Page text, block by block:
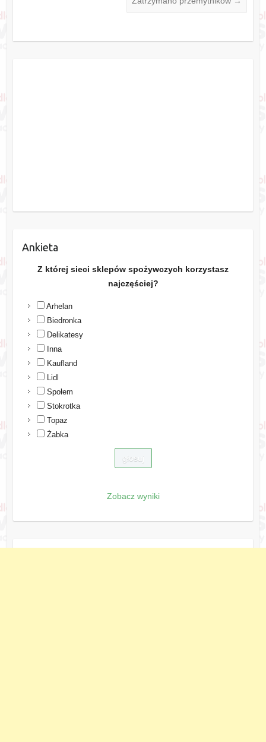
Ankieta
Z której sieci sklepów spożywczych korzystasz
najczęściej?
Arhelan
Biedronka
Delikatesy
Inna
Kaufland
Lidl
Społem
Stokrotka
Topaz
Żabka
Zobacz wyniki